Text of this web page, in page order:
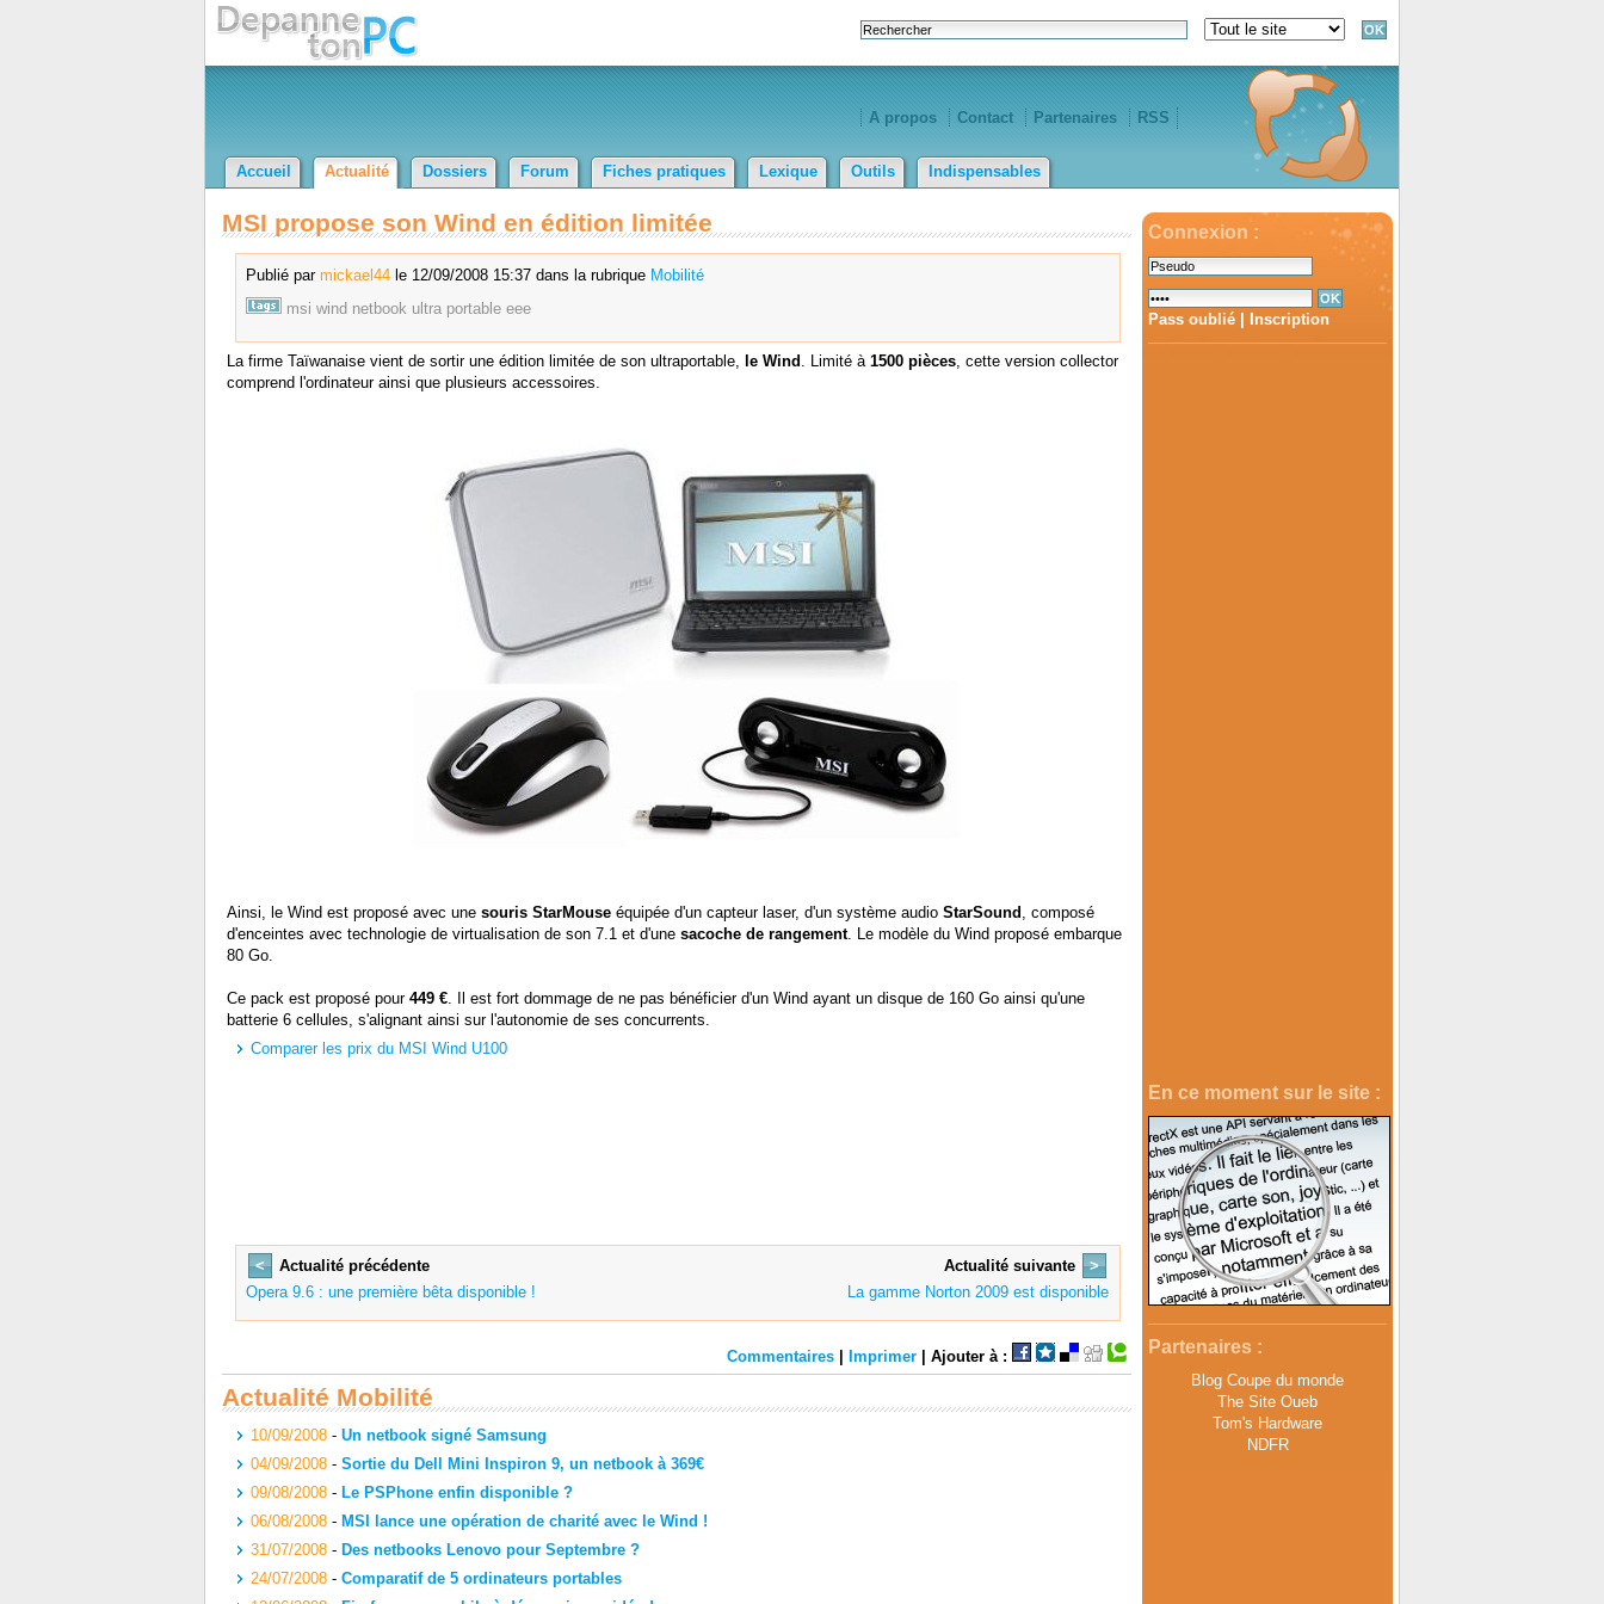
A propos Contact Partenaires RSS
Accueil Actualité Dossiers Forum Fiches pratiques Lexique Outils Indispensables
Connexion :
Pass oublié Inscription
En ce moment sur le site :
Partenaires :
Blog Coupe du monde
The Site Oueb
Tom's Hardware
NDFR
MSI propose son Wind en édition limitée
Publié par mickael44le 12/09/2008 15:37 dans la rubrique Mobilité
msi wind netbook ultra portable eee
La firme Taïwanaise vient de sortir une édition limitée de son ultraportable, le Wind . Limité à 1500 pièces, cette version collector
comprend l'ordinateur ainsi que plusieurs accessoires.
Ainsi, le Wind est proposé avec une souris StarMouseéquipée d'un capteur laser, d'un système audio StarSound , composé
d'enceintes avec technologie de virtualisation de son 7.1 et d'une sacoche de rangement. Le modèle du Wind proposé embarque
80 Go.
Ce pack est proposé pour 449 €. Il est fort dommage de ne pas bénéficier d'un Wind ayant un disque de 160 Go ainsi qu'une
batterie 6 cellules, s'alignant ainsi sur l'autonomie de ses concurrents.
Comparer les prix du MSI Wind U100
<
Actualité précédente
Opera 9.6 : une première bêta disponible !
Actualité suivante
>
La gamme Norton 2009 est disponible
Commentaires |Imprimer | Ajouter à :
Actualité Mobilité
10/09/2008- Un netbook signé Samsung
04/09/2008- Sortie du Dell Mini Inspiron 9, un netbook à 369€
09/08/2008- Le PSPhone enfin disponible ?
06/08/2008- MSI lance une opération de charité avec le Wind !
31/07/2008- Des netbooks Lenovo pour Septembre ?
24/07/2008- Comparatif de 5 ordinateurs portables